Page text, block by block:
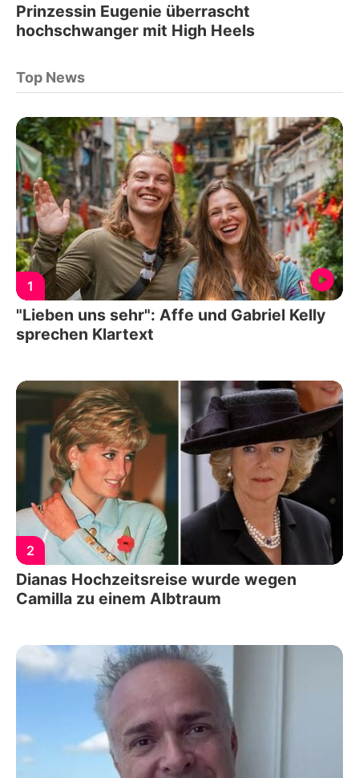
Prinzessin Eugenie überrascht
hochschwanger mit High Heels
Top News
1
"Lieben uns sehr": Affe und Gabriel Kelly
sprechen Klartext
2
Dianas Hochzeitsreise wurde wegen
Camilla zu einem Albtraum